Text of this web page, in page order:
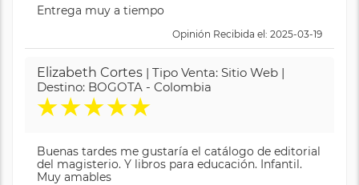
Entrega muy a tiempo
Opinión Recibida el: 2025-03-19
Elizabeth Cortes | Tipo Venta: Sitio Web |
Destino: BOGOTA - Colombia
★★★★★
Buenas tardes me gustaría el catálogo de editorial
del magisterio. Y libros para educación. Infantil.
Muy amables